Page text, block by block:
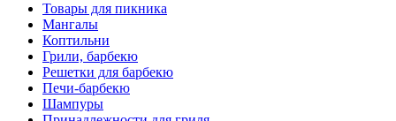
Товары для пикника
Мангалы
Коптильни
Грили, барбекю
Решетки для барбекю
Печи-барбекю
Шампуры